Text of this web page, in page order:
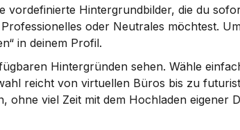
vordefinierte Hintergrundbilder, die du
oder Neutrales möchtest.
in deinem Profil.
Hintergründen sehen. Wähle
reicht von virtuellen Büros bis zu
ohne viel Zeit mit dem Hochladen eigener